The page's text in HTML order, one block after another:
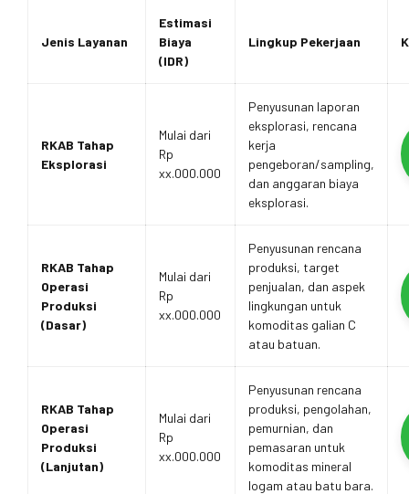
Jenis Layanan
Estimasi
Biaya
(IDR)
Lingkup Pekerjaan
RKAB Tahap
Eksplorasi
Mulai dari
Rp
xx.000.000
Penyusunan laporan
eksplorasi, rencana
kerja
pengeboran/sampling,
dan anggaran biaya
eksplorasi.
RKAB Tahap
Operasi
Produksi
(Dasar)
Mulai dari
Rp
xx.000.000
Penyusunan rencana
produksi, target
penjualan, dan aspek
lingkungan untuk
komoditas galian C
atau batuan.
RKAB Tahap
Operasi
Produksi
(Lanjutan)
Mulai dari
Rp
xx.000.000
Penyusunan rencana
produksi, pengolahan,
pemurnian, dan
pemasaran untuk
komoditas mineral
logam atau batu bara.